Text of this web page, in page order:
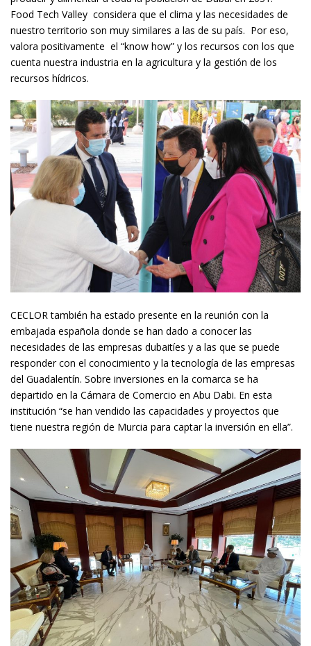
Food Tech Valley considera que el clima y las necesidades de
nuestro territorio son muy similares a las de su país. Por eso,
valora positivamente el “know how” y los recursos con los que
cuenta nuestra industria en la agricultura y la gestión de los
recursos hídricos.
CECLOR también ha estado presente en la reunión con la
embajada española donde se han dado a conocer las
necesidades de las empresas dubaitíes y a las que se puede
responder con el conocimiento y la tecnología de las empresas
del Guadalentín. Sobre inversiones en la comarca se ha
departido en la Cámara de Comercio en Abu Dabi. En esta
institución “se han vendido las capacidades y proyectos que
tiene nuestra región de Murcia para captar la inversión en ella”.